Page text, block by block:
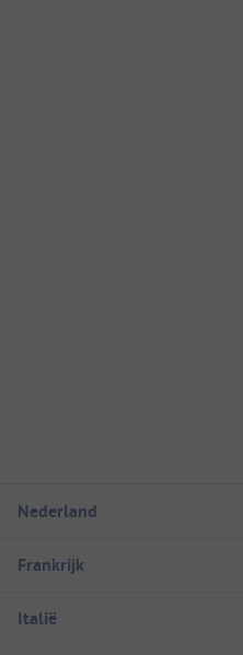
Nederland
Frankrijk
Italië